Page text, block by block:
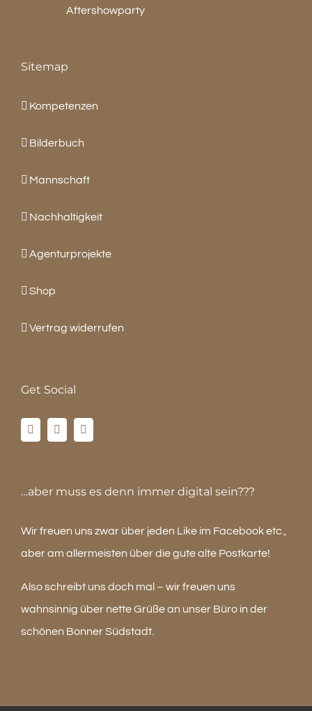
Sitemap
Kompetenzen
Bilderbuch
Mannschaft
Nachhaltigkeit
Agenturprojekte
Shop
Vertrag widerrufen
Get Social
…aber muss es denn immer digital sein???
Wir freuen uns zwar über jeden Like im Facebook etc.,
aber am allermeisten über die gute alte Postkarte!
Also schreibt uns doch mal – wir freuen uns
wahnsinnig über nette Grüße an unser Büro in der
schönen Bonner Südstadt.